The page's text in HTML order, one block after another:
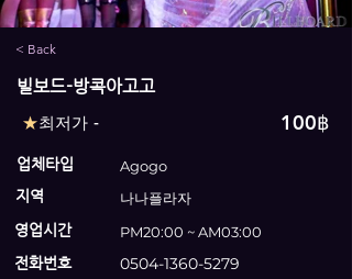
< Back
빌보드-방콕아고고
★최저가 - 100฿
업체타입
Agogo
지역
나나플라자
영업시간
PM20:00 ~ AM03:00
전화번호
0504-1360-5279